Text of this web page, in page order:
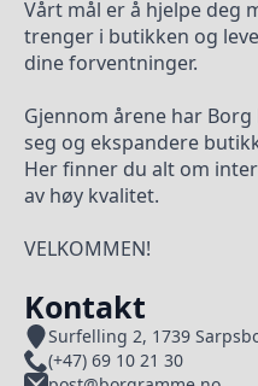
Vårt mål er å hjelpe deg
trenger i butikken og
dine forventninger.
Gjennom årene har
seg og ekspandere
Her finner du alt om
av høy kvalitet.
VELKOMMEN!
Kontakt
Surfelling 2, 1739
(+47) 69 10 21 30